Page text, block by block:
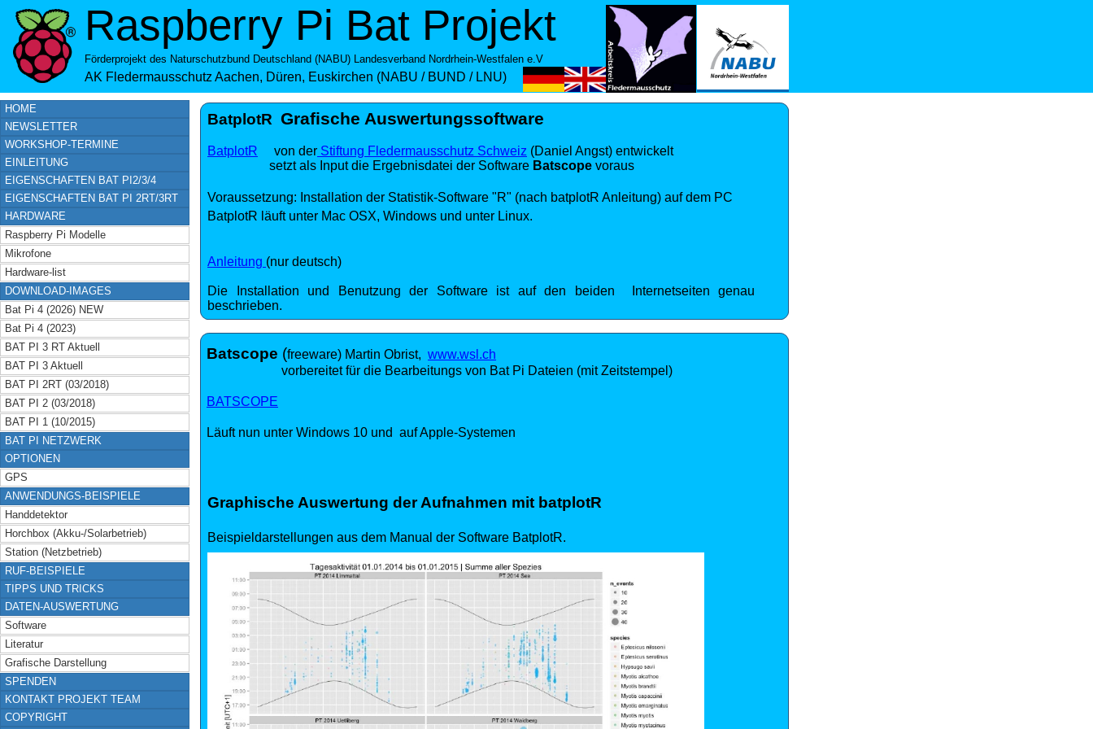
Raspberry Pi Bat Projekt
Förderprojekt des Naturschutzbund Deutschland (NABU) Landesverband Nordrhein-Westfalen e.V
AK Fledermausschutz Aachen, Düren, Euskirchen (NABU / BUND / LNU)
HOME
NEWSLETTER
WORKSHOP-TERMINE
EINLEITUNG
EIGENSCHAFTEN BAT PI2/3/4
EIGENSCHAFTEN BAT PI 2RT/3RT
HARDWARE
Raspberry Pi Modelle
Mikrofone
Hardware-list
DOWNLOAD-IMAGES
Bat Pi 4 (2026) NEW
Bat Pi 4 (2023)
BAT PI 3 RT Aktuell
BAT PI 3 Aktuell
BAT PI 2RT (03/2018)
BAT PI 2 (03/2018)
BAT PI 1 (10/2015)
BAT PI NETZWERK
OPTIONEN
GPS
ANWENDUNGS-BEISPIELE
Handdetektor
Horchbox (Akku-/Solarbetrieb)
Station (Netzbetrieb)
RUF-BEISPIELE
TIPPS UND TRICKS
DATEN-AUSWERTUNG
Software
Literatur
Grafische Darstellung
SPENDEN
KONTAKT PROJEKT TEAM
COPYRIGHT
Graphische Auswertung der Aufnahmen mit batplotR
Beispieldarstellungen aus dem Manual der Software BatplotR.
BatplotR Grafische Auswertungssoftware
BatplotR von der Stiftung Fledermausschutz Schweiz (Daniel Angst) entwickelt
setzt als Input die Ergebnisdatei der Software Batscope voraus
Voraussetzung: Installation der Statistik-Software "R" (nach batplotR Anleitung) auf dem PC
BatplotR läuft unter Mac OSX, Windows und unter Linux.
Anleitung (nur deutsch)
Die Installation und Benutzung der Software ist auf den beiden Internetseiten genau
beschrieben.
Batscope (freeware) Martin Obrist, www.wsl.ch
vorbereitet für die Bearbeitungs von Bat Pi Dateien (mit Zeitstempel)
BATSCOPE
Läuft nun unter Windows 10 und auf Apple-Systemen
Graphische Auswertung der Aufnahmen mit batplotR
Beispieldarstellungen aus dem Manual der Software BatplotR.